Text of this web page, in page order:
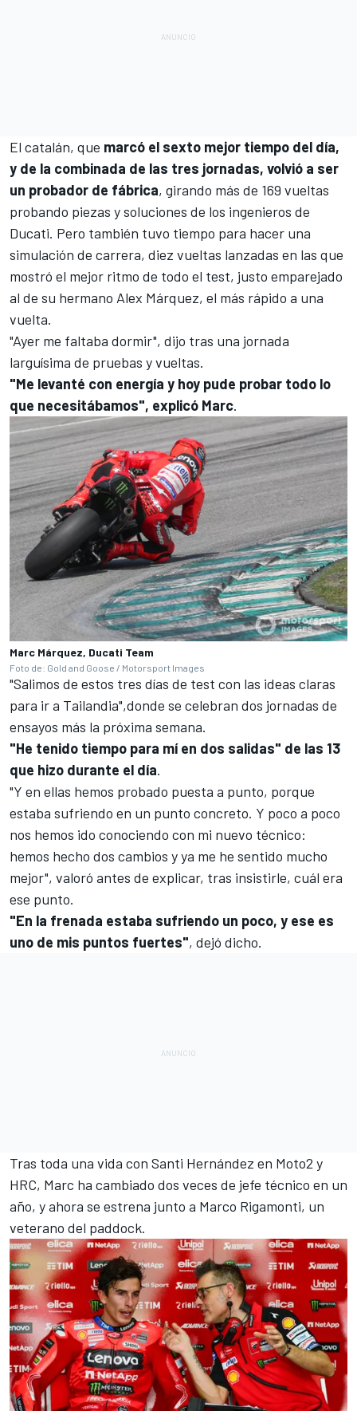
El catalán, que marcó el sexto mejor tiempo del día,
y de la combinada de las tres jornadas, volvió a ser
un probador de fábrica, girando más de 169 vueltas
probando piezas y soluciones de los ingenieros de
Ducati. Pero también tuvo tiempo para hacer una
simulación de carrera, diez vueltas lanzadas en las que
mostró el mejor ritmo de todo el test, justo emparejado
al de su hermano Alex Márquez, el más rápido a una
vuelta.
"Ayer me faltaba dormir", dijo tras una jornada
larguísima de pruebas y vueltas.
"Me levanté con energía y hoy pude probar todo lo
que necesitábamos", explicó Marc.
Marc Márquez, Ducati Team
Foto de: Gold and Goose / Motorsport Images
"Salimos de estos tres días de test con las ideas claras
para ir a Tailandia",donde se celebran dos jornadas de
ensayos más la próxima semana.
"He tenido tiempo para mí en dos salidas" de las 13
que hizo durante el día.
"Y en ellas hemos probado puesta a punto, porque
estaba sufriendo en un punto concreto. Y poco a poco
nos hemos ido conociendo con mi nuevo técnico:
hemos hecho dos cambios y ya me he sentido mucho
mejor", valoró antes de explicar, tras insistirle, cuál era
ese punto.
"En la frenada estaba sufriendo un poco, y ese es
uno de mis puntos fuertes", dejó dicho.
Tras toda una vida con Santi Hernández en Moto2 y
HRC, Marc ha cambiado dos veces de jefe técnico en un
año, y ahora se estrena junto a Marco Rigamonti, un
veterano del paddock.